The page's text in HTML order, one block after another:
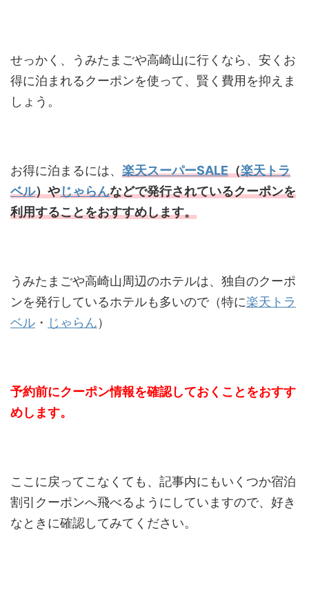
せっかく、うみたまごや高崎山に行くなら、安くお
得に泊まれるクーポンを使って、賢く費用を抑えま
しょう。
お得に泊まるには、 楽天スーパーSALE（楽天トラ
ベル）やじゃらんなどで発行されているクーポンを
利用することをおすすめします。
うみたまごや高崎山周辺のホテルは、独自のクーポ
ンを発行しているホテルも多いので（特に楽天トラ
ベル ・ じゃらん）
予約前にクーポン情報を確認しておくことをおすす
めします。
ここに戻ってこなくても、記事内にもいくつか宿泊
割引クーポンへ飛べるようにしていますので、好き
なときに確認してみてください。